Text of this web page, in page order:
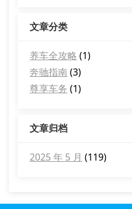
文章分类
养车全攻略 (1)
奔驰指南(3)
尊享车务 (1)
文章归档
2025 年 5 月 (119)